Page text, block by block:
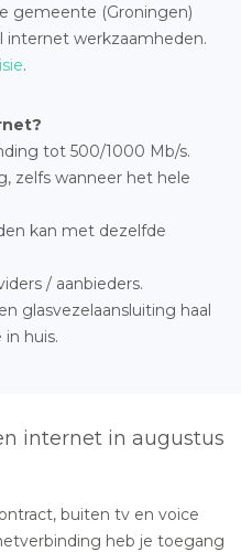
gemeente (Groningen)
internet werkzaamheden.
.
tot 500/1000 Mb/s.
zelfs wanneer het hele
kan met dezelfde
/ aanbieders.
glasvezelaansluiting haal
huis.
internet in augustus
buiten tv en voice
heb je toegang